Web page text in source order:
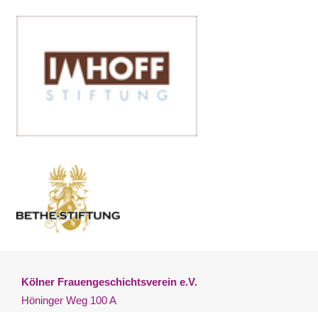
Kölner Frauengeschichtsverein e.V.
Höninger Weg 100 A